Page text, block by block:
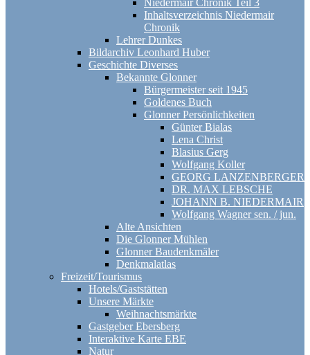
Niedermair Chronik Teil 3
Inhaltsverzeichnis Niedermair
Chronik
Lehrer Dunkes
Bildarchiv Leonhard Huber
Geschichte Diverses
Bekannte Glonner
Bürgermeister seit 1945
Goldenes Buch
Glonner Persönlichkeiten
Günter Bialas
Lena Christ
Blasius Gerg
Wolfgang Koller
GEORG LANZENBERGER
DR. MAX LEBSCHE
JOHANN B. NIEDERMAIR
Wolfgang Wagner sen. / jun.
Alte Ansichten
Die Glonner Mühlen
Glonner Baudenkmäler
Denkmalatlas
Freizeit/Tourismus
Hotels/Gaststätten
Unsere Märkte
Weihnachtsmärkte
Gastgeber Ebersberg
Interaktive Karte EBE
Natur